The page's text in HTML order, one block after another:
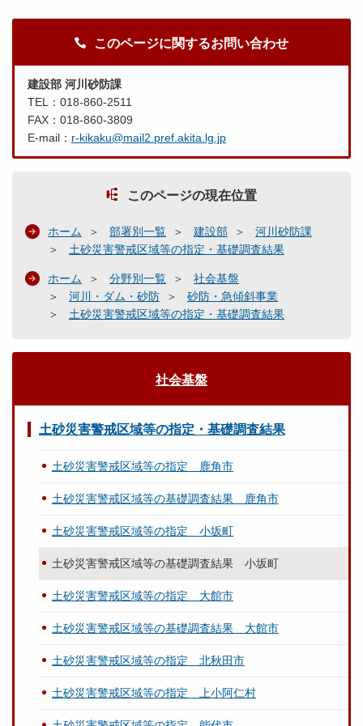
このページに関するお問い合わせ
建設部 河川砂防課
TEL：018-860-2511
FAX：018-860-3809
E-mail： r-kikaku@mail2.pref.akita.lg.jp
このページの現在位置
ホーム 部署別一覧 建設部
河川砂防課
土砂災害警戒区域等の指定・基礎調査結果
ホーム 分野別一覧
社会基盤
河川・ダム・砂防
砂防・急傾斜事業
土砂災害警戒区域等の指定・基礎調査結果
社会基盤
土砂災害警戒区域等の指定・基礎調査結果
土砂災害警戒区域等の指定 鹿角市
土砂災害警戒区域等の基礎調査結果 鹿角市
土砂災害警戒区域等の指定 小坂町
土砂災害警戒区域等の基礎調査結果 小坂町
土砂災害警戒区域等の指定 大館市
土砂災害警戒区域等の基礎調査結果 大館市
土砂災害警戒区域等の指定 北秋田市
土砂災害警戒区域等の指定 上小阿仁村